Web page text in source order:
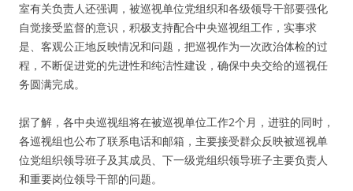
室有关负责人还强调，被巡视单位党组织和各级领导干部要强化
自觉接受监督的意识，积极支持配合中央巡视组工作，实事求
是、客观公正地反映情况和问题，把巡视作为一次政治体检的过
程，不断促进党的先进性和纯洁性建设，确保中央交给的巡视任
务圆满完成。
据了解，各中央巡视组将在被巡视单位工作2个月，进驻的同时，
各巡视组也公布了联系电话和邮箱，主要接受群众反映被巡视单
位党组织领导班子及其成员、下一级党组织领导班子主要负责人
和重要岗位领导干部的问题。